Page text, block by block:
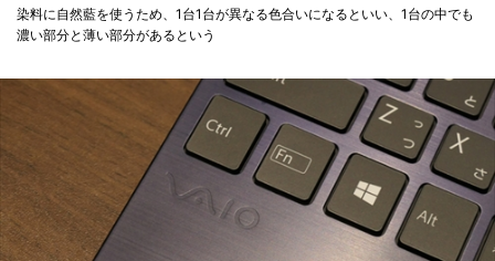
染料に自然藍を使うため、1台1台が異なる色合いになるといい、1台の中でも
濃い部分と薄い部分があるという